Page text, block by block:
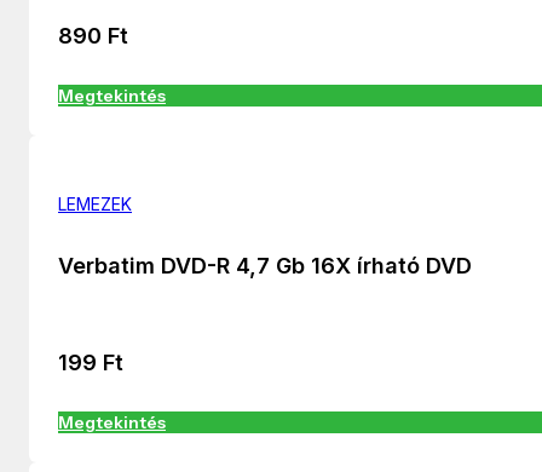
890 Ft
Megtekintés
LEMEZEK
Verbatim DVD-R 4,7 Gb 16X írható DVD
199 Ft
Megtekintés